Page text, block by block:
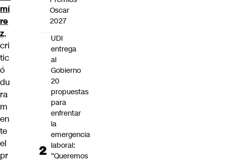
mí
re
z,
cri
tic
ó
du
ra
m
en
te
el
pr
Oscar
2027
UDI
entrega
al
Gobierno
20
propuestas
para
enfrentar
la
emergencia
laboral:
“Queremos